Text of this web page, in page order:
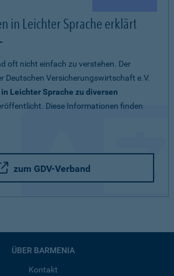
in Leichter Sprache erklärt
oft nicht einfach zu verstehen. Der
Deutschen Versicherungswirtschaft e.V.
Leichter Sprache zu diversen
Diese Informationen finden
zum GDV-Verband
ÜBER BARMENIA
Kontakt